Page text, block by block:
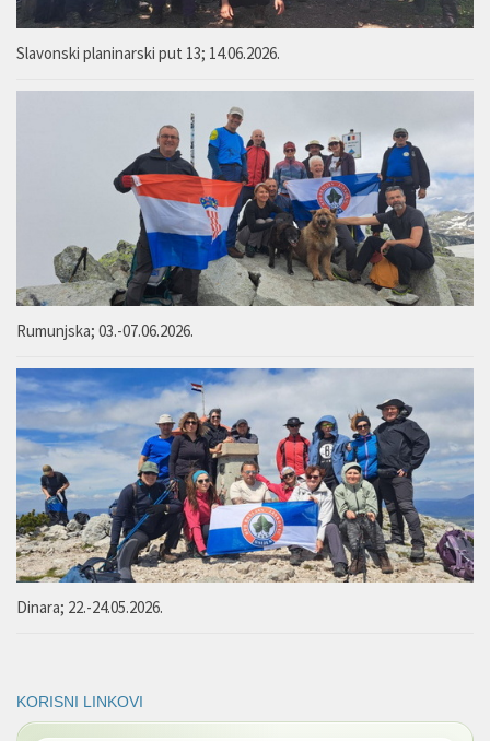
Slavonski planinarski put 13; 14.06.2026.
Rumunjska; 03.-07.06.2026.
Dinara; 22.-24.05.2026.
KORISNI LINKOVI